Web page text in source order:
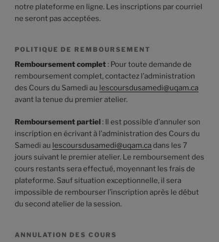
notre plateforme en ligne. Les inscriptions par courriel
ne seront pas acceptées.
POLITIQUE DE REMBOURSEMENT
Remboursement complet : Pour toute demande de
remboursement complet, contactez l’administration
des Cours du Samedi au lescoursdusamedi@uqam.ca
avant la tenue du premier atelier.
Remboursement partiel : Il est possible d’annuler son
inscription en écrivant à l’administration des Cours du
Samedi au lescoursdusamedi@uqam.ca dans les 7
jours suivant le premier atelier. Le remboursement des
cours restants sera effectué, moyennant les frais de
plateforme. Sauf situation exceptionnelle, il sera
impossible de rembourser l’inscription après le début
du second atelier de la session.
ANNULATION DES COURS